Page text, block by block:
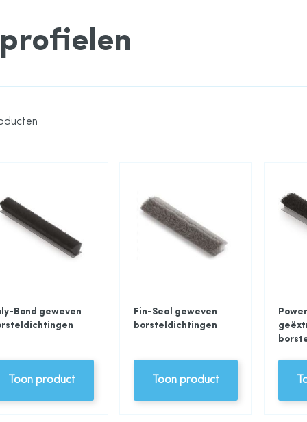
Bond geweven
Toon product
Fin-Seal geweven
borsteldichtingen
Toon product